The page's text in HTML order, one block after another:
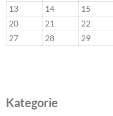
13
14 15
20
21 22
27
28 29
Kategorie